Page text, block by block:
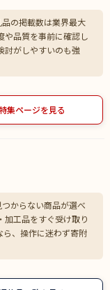
の掲載数は業界最大
や品質を事前に確認し
討がしやすいのも強
集ページを見る
からない商品が選べ
加工品をすぐ受け取り
、操作に迷わず寄附